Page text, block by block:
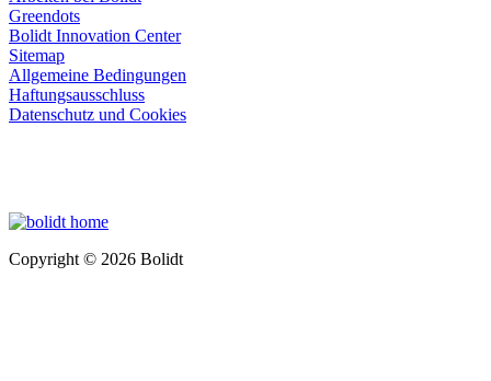
Greendots
Bolidt Innovation Center
Sitemap
Allgemeine Bedingungen
Haftungsausschluss
Datenschutz und Cookies
Copyright © 2026 Bolidt